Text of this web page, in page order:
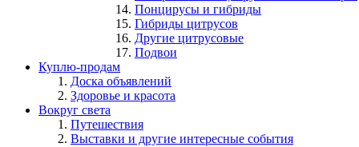
Понцирусы и гибриды
Гибриды цитрусов
Другие цитрусовые
Подвои
Куплю-продам
Доска объявлений
Здоровье и красота
Вокруг света
Путешествия
Выставки и другие интересные события